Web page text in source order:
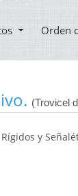
Orden
(Trovicel
y